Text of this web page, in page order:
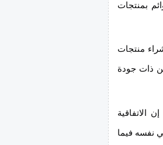
بمنتجات
منتجات
ذات جودة
الاتفاقية
نفسه فيما